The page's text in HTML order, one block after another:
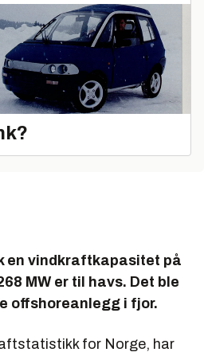
en vindkraftkapasitet på
MW er til havs. Det ble
offshoreanlegg i fjor.
for Norge, har